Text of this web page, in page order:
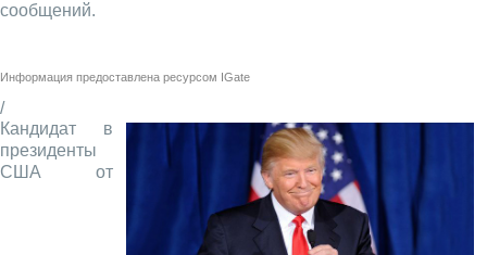
сообщений.
Информация предоставлена ресурсом IGate
/
Кандидат в
президенты
США от